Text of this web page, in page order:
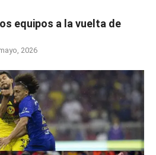
equipos a la vuelta de
2026